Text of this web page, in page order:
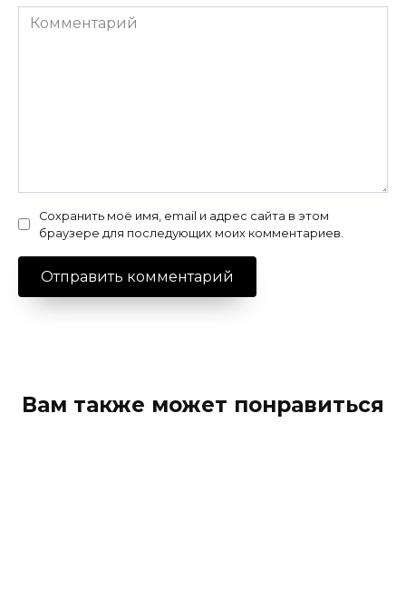
Комментарий
Сохранить моё имя, email и адрес сайта в этом
браузере для последующих моих комментариев.
Вам также может понравиться